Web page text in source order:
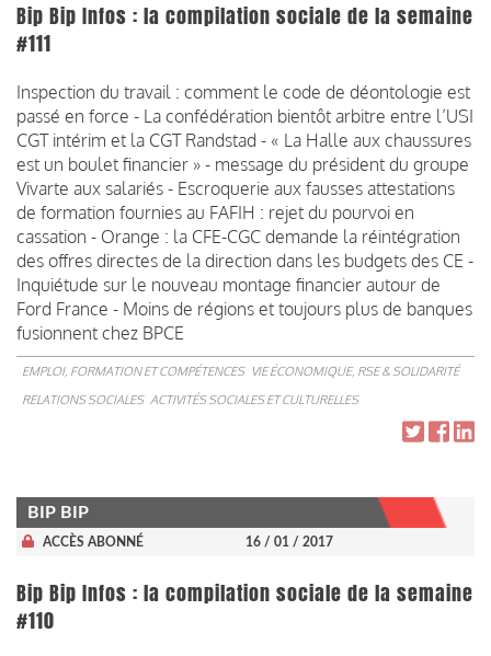
Bip Bip Infos : la compilation sociale de la semaine
#111
Inspection du travail : comment le code de déontologie est
passé en force - La confédération bientôt arbitre entre l’USI
CGT intérim et la CGT Randstad - « La Halle aux chaussures
est un boulet financier » - message du président du groupe
Vivarte aux salariés - Escroquerie aux fausses attestations
de formation fournies au FAFIH : rejet du pourvoi en
cassation - Orange : la CFE-CGC demande la réintégration
des offres directes de la direction dans les budgets des CE -
Inquiétude sur le nouveau montage financier autour de
Ford France - Moins de régions et toujours plus de banques
fusionnent chez BPCE
EMPLOI, FORMATION ET COMPÉTENCES VIE ÉCONOMIQUE, RSE & SOLIDARITÉ
RELATIONS SOCIALES ACTIVITÉS SOCIALES ET CULTURELLES
BIP BIP
ACCÈS ABONNÉ 16 / 01 / 2017
Bip Bip Infos : la compilation sociale de la semaine
#110